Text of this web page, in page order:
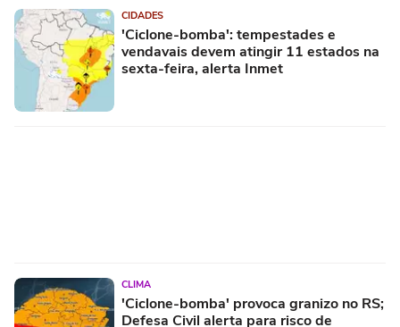
CIDADES
'Ciclone-bomba': tempestades e
vendavais devem atingir 11 estados na
sexta-feira, alerta Inmet
CLIMA
'Ciclone-bomba' provoca granizo no RS;
Defesa Civil alerta para risco de